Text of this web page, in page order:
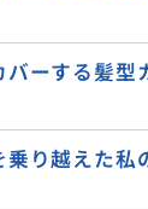
ーする髪型
り越えた私